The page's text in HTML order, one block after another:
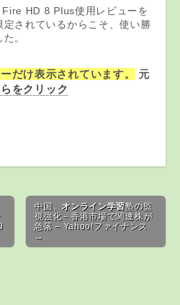
Fire HD 8 Plus使用レビューを
されているからこそ、使い勝
。
だけ表示されています。
元
をクリック
中国、 オンライン学習塾の監
視強化－香港市場で関連株が
急落 – Yahoo!ファイナンス
→